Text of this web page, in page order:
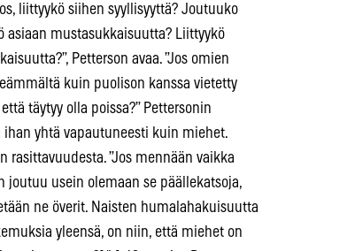
liittyykö siihen syyllisyyttä? Joutuuko
mustasukkaisuutta? Liittyykö
Petterson avaa. ”Jos omien
kuin puolison kanssa vietetty
täytyy olla poissa?” Pettersonin
yhtä vapautuneesti kuin miehet.
”Jos mennään vaikka
usein olemaan se päällekatsoja,
ne överit. Naisten humalahakuisuutta
yleensä, on niin, että miehet on